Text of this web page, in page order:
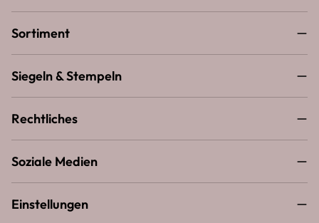
Sortiment
Siegeln & Stempeln
Rechtliches
Soziale Medien
Einstellungen